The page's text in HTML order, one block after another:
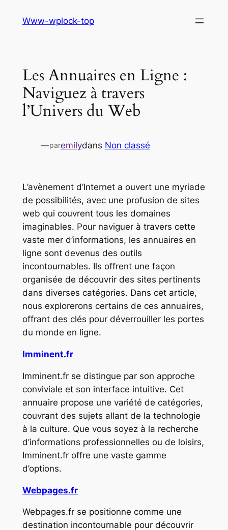
Www-wplock-top
Les Annuaires en Ligne :
Naviguez à travers
l’Univers du Web
—paremilydans Non classé
L’avènement d’Internet a ouvert une myriade
de possibilités, avec une profusion de sites
web qui couvrent tous les domaines
imaginables. Pour naviguer à travers cette
vaste mer d’informations, les annuaires en
ligne sont devenus des outils
incontournables. Ils offrent une façon
organisée de découvrir des sites pertinents
dans diverses catégories. Dans cet article,
nous explorerons certains de ces annuaires,
offrant des clés pour déverrouiller les portes
du monde en ligne.
Imminent.fr
Imminent.fr se distingue par son approche
conviviale et son interface intuitive. Cet
annuaire propose une variété de catégories,
couvrant des sujets allant de la technologie
à la culture. Que vous soyez à la recherche
d’informations professionnelles ou de loisirs,
Imminent.fr offre une vaste gamme
d’options.
Webpages.fr
Webpages.fr se positionne comme une
destination incontournable pour découvrir